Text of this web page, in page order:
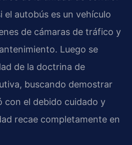
el autobús es un vehículo
de cámaras de tráfico y
Luego se
de la doctrina de
buscando demostrar
con el debido cuidado y
recae completamente en